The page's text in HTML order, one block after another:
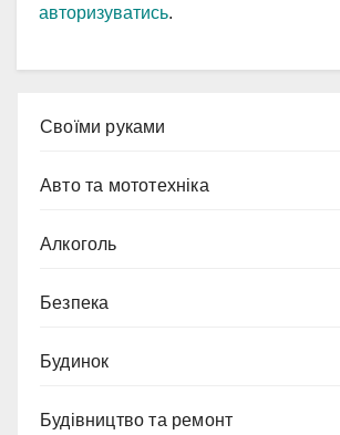
авторизуватись.
Cвоїми руками
Авто та мототехніка
Алкоголь
Безпека
Будинок
Будівництво та ремонт